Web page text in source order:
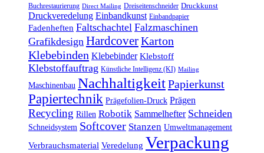
Buchrestaurierung Direct Mailing Dreiseitenschneider Druckkunst
Druckveredelung Einbandkunst Einbandpapier
Fadenheften Faltschachtel Falzmaschinen
Grafikdesign HardcoverKarton
Klebebinden Klebebinder Klebstoff
Klebstoffauftrag Künstliche Intelligenz (KI) Mailing
Maschinenbau NachhaltigkeitPapierkunst
Papiertechnik Prägefolien-Druck Prägen
Recycling Rillen Robotik Sammelhefter Schneiden
Schneidsystem Softcover Stanzen Umweltmanagement
Verbrauchsmaterial Veredelung Verpackung